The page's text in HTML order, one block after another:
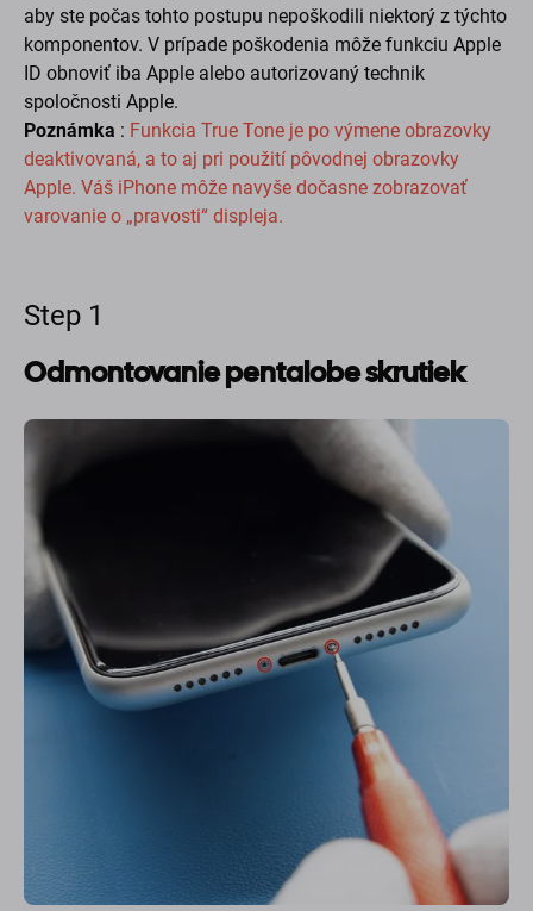
aby ste počas tohto postupu nepoškodili niektorý z týchto
komponentov. V prípade poškodenia môže funkciu Apple
ID obnoviť iba Apple alebo autorizovaný technik
spoločnosti Apple.
Poznámka : Funkcia True Tone je po výmene obrazovky
deaktivovaná, a to aj pri použití pôvodnej obrazovky
Apple. Váš iPhone môže navyše dočasne zobrazovať
varovanie o „pravosti“ displeja.
Step 1
Odmontovanie pentalobe skrutiek